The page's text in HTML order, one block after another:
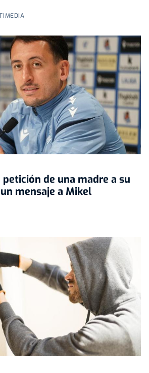
de una madre a su
mensaje a Mikel